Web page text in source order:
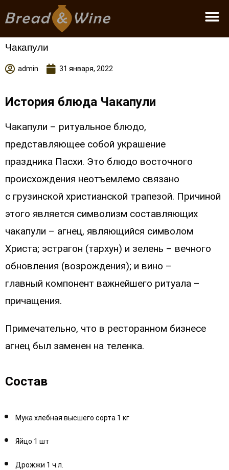
Чакапули
admin 31 января, 2022
История блюда Чакапули
Чакапули – ритуальное блюдо,
представляющее собой украшение
праздника Пасхи. Это блюдо восточного
происхождения неотъемлемо связано
с грузинской христианской трапезой. Причиной
этого является символизм составляющих
чакапули – агнец, являющийся символом
Христа; эстрагон (тархун) и зелень – вечного
обновления (возрождения); и вино –
главный компонент важнейшего ритуала –
причащения.
Примечательно, что в ресторанном бизнесе
агнец был заменен на теленка.
Состав
Мука хлебная высшего сорта 1 кг
Яйцо 1 шт
Дрожжи 1 ч.л.